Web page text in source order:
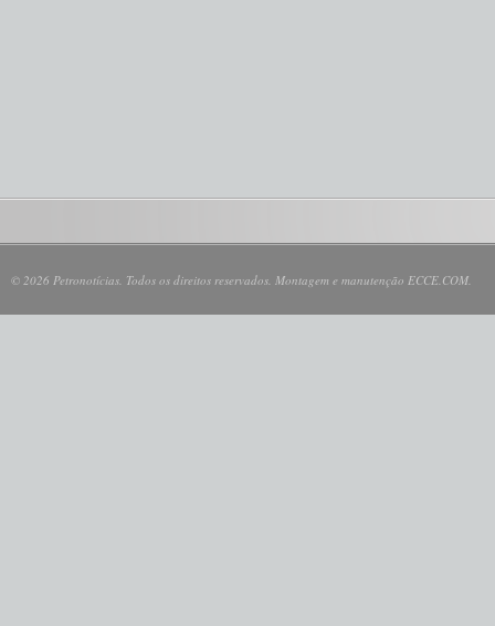
© 2026 Petronotícias. Todos os direitos reservados. Montagem e manutenção ECCE.COM.